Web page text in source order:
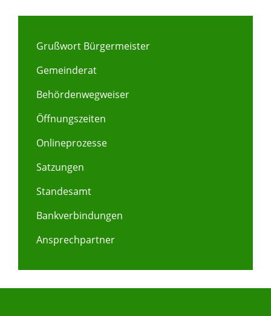
Grußwort Bürgermeister
Gemeinderat
Behördenwegweiser
Öffnungszeiten
Onlineprozesse
Satzungen
Standesamt
Bankverbindungen
Ansprechpartner